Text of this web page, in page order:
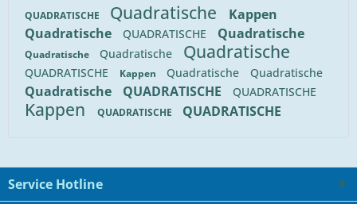
QUADRATISCHE Quadratische
Kappen
Quadratische
QUADRATISCHE Quadratische
Quadratische Quadratische Quadratische
QUADRATISCHE Kappen Quadratische Quadratische
Quadratische QUADRATISCHE QUADRATISCHE
Kappen QUADRATISCHE QUADRATISCHE
Service Hotline